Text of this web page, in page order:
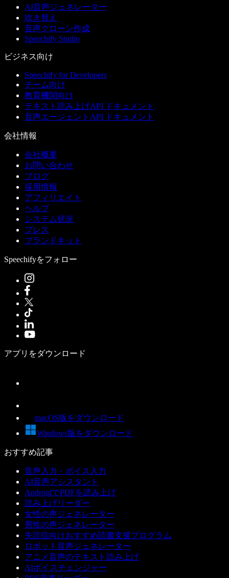
AI音声ジェネレーター
吹き替え
音声クローン作成
Speechify Studio
ビジネス向け
Speechify for Developers
チーム向け
教育機関向け
テキスト読み上げAPI ドキュメント
音声エージェントAPI ドキュメント
会社情報
会社概要
お問い合わせ
ブログ
採用情報
アフィリエイト
ヘルプ
システム状況
プレス
ブランドキット
Speechifyをフォロー
アプリをダウンロード
macOS版をダウンロード
Windows版をダウンロード
おすすめ記事
音声入力・ボイス入力
AI音声アシスタント
AndroidでPDFを読み上げ
読み上げリーダー
女性の声ジェネレーター
男性の声ジェネレーター
失読症向けおすすめ読書支援プログラム
ロボット音声ジェネレーター
アニメ音声のテキスト読み上げ
AIボイスチェンジャー